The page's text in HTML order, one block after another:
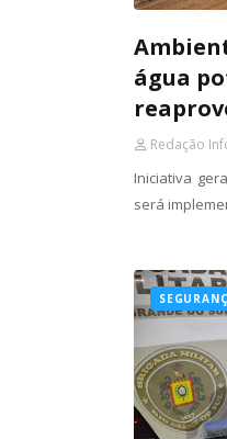
água
Redação
Iniciativa
será